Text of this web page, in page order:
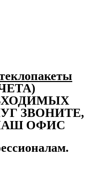
ЗВОНИТЕ,
ОФИС